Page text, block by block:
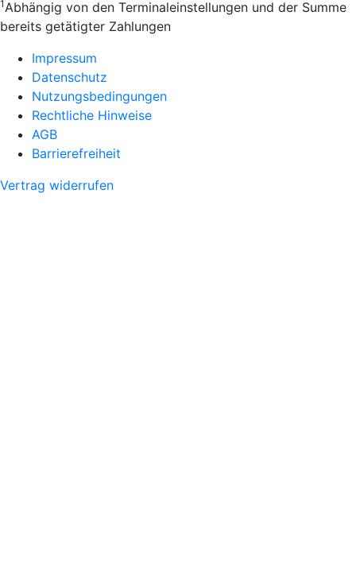
1Abhängig von den Terminaleinstellungen und der Summe
bereits getätigter Zahlungen
Impressum
Datenschutz
Nutzungsbedingungen
Rechtliche Hinweise
AGB
Barrierefreiheit
Vertrag widerrufen